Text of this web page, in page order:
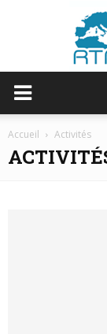
Accueil Activités